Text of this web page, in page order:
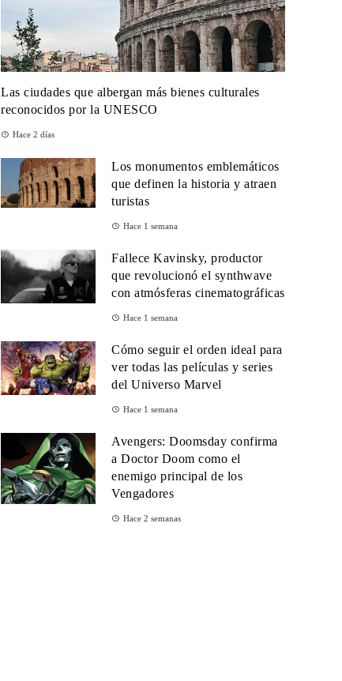
Las ciudades que albergan más bienes culturales
reconocidos por la UNESCO
Hace 2 días
Los monumentos emblemáticos
que definen la historia y atraen
turistas
Hace 1 semana
Fallece Kavinsky, productor
que revolucionó el synthwave
con atmósferas cinematográficas
Hace 1 semana
Cómo seguir el orden ideal para
ver todas las películas y series
del Universo Marvel
Hace 1 semana
Avengers: Doomsday confirma
a Doctor Doom como el
enemigo principal de los
Vengadores
Hace 2 semanas